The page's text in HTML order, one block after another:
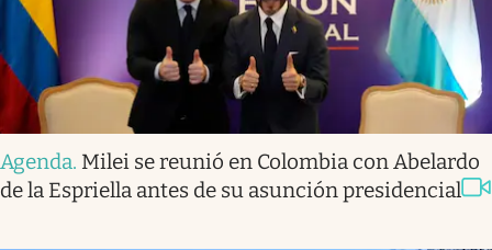
Agenda. Milei se reunió en Colombia con Abelardo
de la Espriella antes de su asunción presidencial